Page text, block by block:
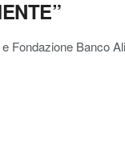
Fondazione Banco